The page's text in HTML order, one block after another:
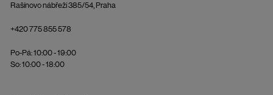
Rašínovo nábřeží 385/54, Praha
+420 775 855 578
Po-Pá: 10:00 - 19:00
So: 10:00 - 18:00